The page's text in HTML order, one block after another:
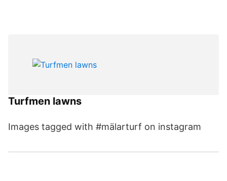
Turfmen lawns
Images tagged with #mälarturf on instagram